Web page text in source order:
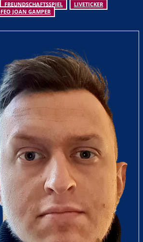
FREUNDSCHAFTSSPIEL
LIVETICKER
JOAN GAMPER